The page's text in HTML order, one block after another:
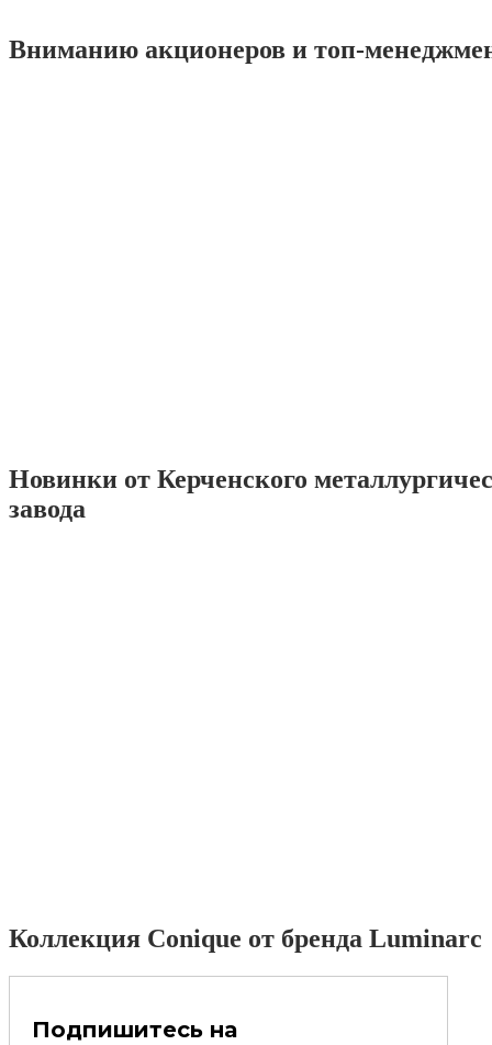
Вниманию акционеров и топ-
Новинки от Керченского
завода
Коллекция Conique от бренда Luminarc
Подпишитесь на